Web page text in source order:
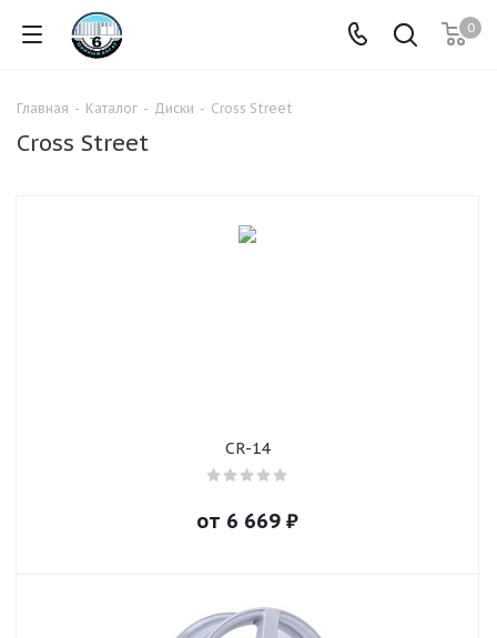
0
Главная - Каталог - Диски - Cross Street
Cross Street
CR-14
от 6 669 ₽